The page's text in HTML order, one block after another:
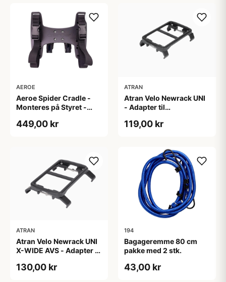
AEROE
Aeroe Spider Cradle -
Monteres på Styret -
449,00 kr
ATRAN
Atran Velo Newrack UNI
- Adapter til
mm - Sort
119,00 kr
ATRAN
Atran Velo Newrack UNI
X-WIDE AVS - Adapter til
mm - Sort
130,00 kr
194
Bagageremme 80 cm
pakke med 2 stk.
43,00 kr